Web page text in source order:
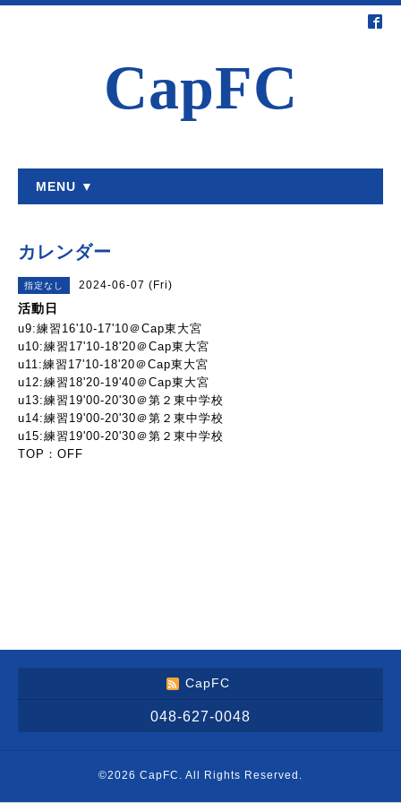
CapFC
MENU ▼
カレンダー
指定なし 2024-06-07 (Fri)
活動日
u9:練習16'10-17'10＠Cap東大宮
u10:練習17'10-18'20＠Cap東大宮
u11:練習17'10-18'20＠Cap東大宮
u12:練習18'20-19'40＠Cap東大宮
u13:練習19'00-20'30＠第２東中学校
u14:練習19'00-20'30＠第２東中学校
u15:練習19'00-20'30＠第２東中学校
TOP：OFF
CapFC
048-627-0048
©2026 CapFC . All Rights Reserved.